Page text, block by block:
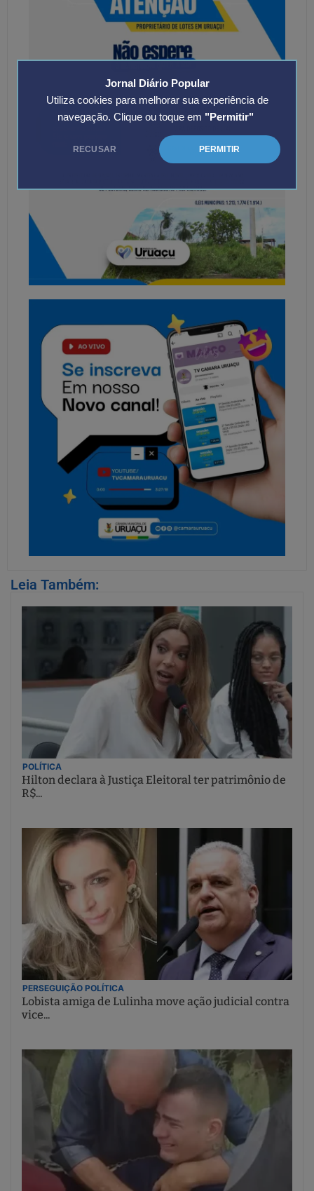
Jornal Diário Popular
Utiliza cookies para melhorar sua experiência de
navegação. Clique ou toque em "Permitir"
RECUSAR PERMITIR
Leia Também:
POLÍTICA
Hilton declara à Justiça Eleitoral ter patrimônio de
R$...
PERSEGUIÇÃO POLÍTICA
Lobista amiga de Lulinha move ação judicial contra
vice...